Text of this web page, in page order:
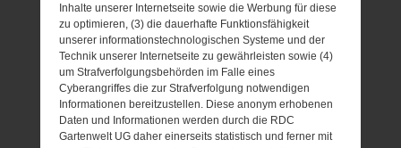
Inhalte unserer Internetseite sowie die Werbung für diese
zu optimieren, (3) die dauerhafte Funktionsfähigkeit
unserer informationstechnologischen Systeme und der
Technik unserer Internetseite zu gewährleisten sowie (4)
um Strafverfolgungsbehörden im Falle eines
Cyberangriffes die zur Strafverfolgung notwendigen
Informationen bereitzustellen. Diese anonym erhobenen
Daten und Informationen werden durch die RDC
Gartenwelt UG daher einerseits statistisch und ferner mit